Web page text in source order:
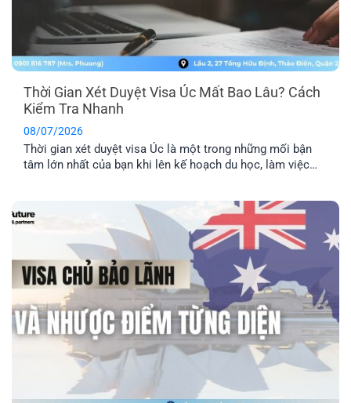
Thời Gian Xét Duyệt Visa Úc Mất Bao Lâu? Cách
Kiểm Tra Nhanh
08/07/2026
Thời gian xét duyệt visa Úc là một trong những mối bận
tâm lớn nhất của bạn khi lên kế hoạch du học, làm việc
khiến hồ sơ bị kéo [...]